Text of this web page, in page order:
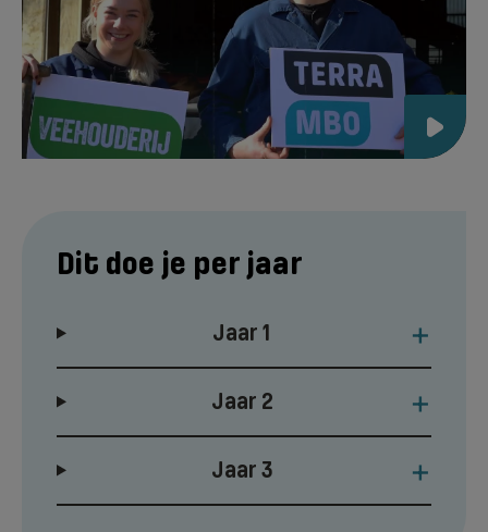
Dit doe je per jaar
Jaar 1 +
Jaar 2 +
Jaar 3 +